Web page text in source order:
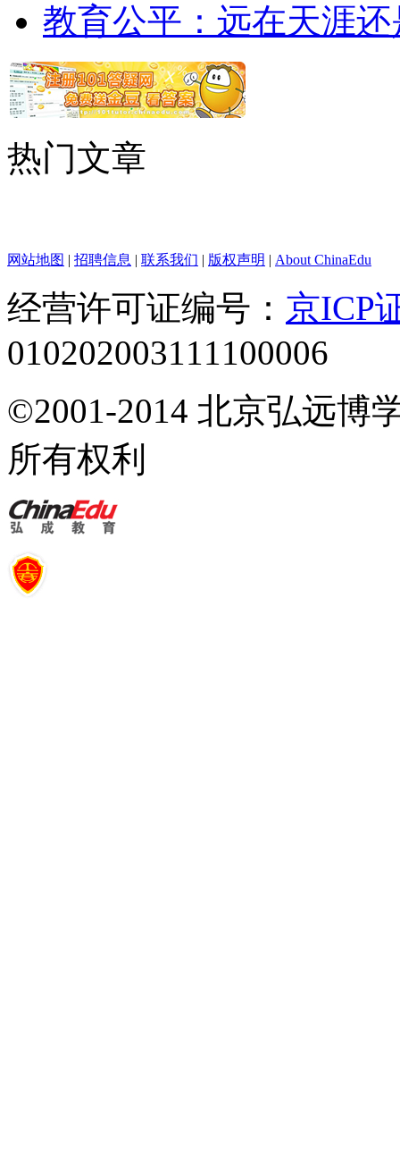
教育公平：远在天涯
热门文章
网站地图 | 招聘信息 | 联系我们 | 版权声明 | About ChinaEdu
经营许可证编号： 京ICP
010202003111100006
©2001-2014 北京弘远博
所有权利